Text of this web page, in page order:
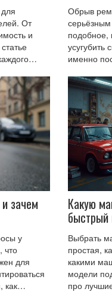
От
и
в тумане,
Обрыв
подобное,
усугубить
именно
о
советы
делать
зачем
у
что
для
как
Какую
быстрый
Выбрать
простая,
какими
модели
про